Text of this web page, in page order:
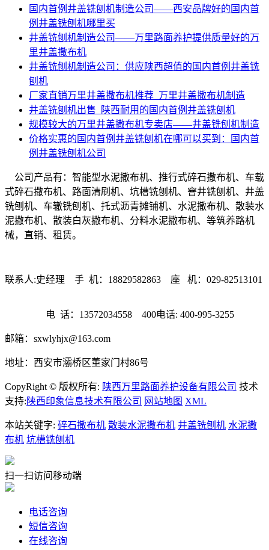
国内首例井盖铣刨机制造公司——西安品牌好的国内首
例井盖铣刨机哪里买
井盖铣刨机制造公司——万里路面养护提供质量好的万
里井盖撒布机
井盖铣刨机制造公司：供应陕西超值的国内首例井盖铣
刨机
厂家直销万里井盖撒布机推荐_万里井盖撒布机制造
井盖铣刨机出售_陕西耐用的国内首例井盖铣刨机
规模较大的万里井盖撒布机专卖店——井盖铣刨机制造
价格实惠的国内首例井盖铣刨机在哪可以买到：国内首
例井盖铣刨机公司
公司产品有：智能型水泥撒布机、推行式碎石撒布机、车载
式碎石撒布机、路面清刷机、坑槽铣刨机、窨井铣刨机、井盖
铣刨机、车辙铣刨机、托式沥青摊铺机、水泥撒布机、散装水
泥撒布机、散装白灰撒布机、分料水泥撒布机、等筑养路机
械，直销、租赁。
联系人:史经理 手 机：18829582863 座 机：029-82513101
电 话：13572034558 400电话: 400-995-3255
邮箱： sxwlyhjx@163.com
地址：西安市灞桥区董家门村86号
CopyRight © 版权所有: 陕西万里路面养护设备有限公司 技术
支持:陕西印象信息技术有限公司 网站地图 XML
本站关键字: 碎石撒布机 散装水泥撒布机 井盖铣刨机 水泥撒
布机 坑槽铣刨机
扫一扫访问移动端
电话咨询
短信咨询
在线咨询